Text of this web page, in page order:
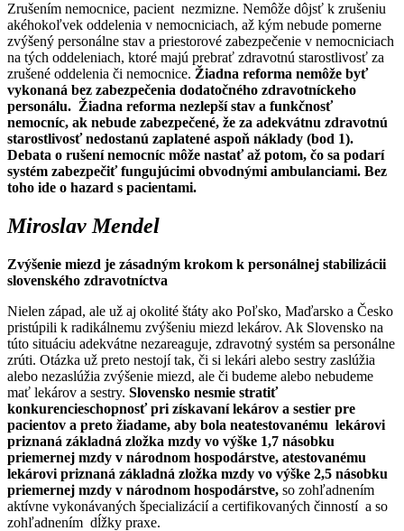
Zrušením nemocnice, pacient nezmizne. Nemôže dôjsť k zrušeniu
akéhokoľvek oddelenia v nemocniciach, až kým nebude pomerne
zvýšený personálne stav a priestorové zabezpečenie v nemocniciach
na tých oddeleniach, ktoré majú prebrať zdravotnú starostlivosť za
zrušené oddelenia či nemocnice. Žiadna reforma nemôže byť
vykonaná bez zabezpečenia dodatočného zdravotníckeho
personálu. Žiadna reforma nezlepší stav a funkčnosť
nemocníc, ak nebude zabezpečené, že za adekvátnu zdravotnú
starostlivosť nedostanú zaplatené aspoň náklady (bod 1).
Debata o rušení nemocníc môže nastať až potom, čo sa podarí
systém zabezpečiť fungujúcimi obvodnými ambulanciami. Bez
toho ide o hazard s pacientami.
Miroslav Mendel
Zvýšenie miezd je zásadným krokom k personálnej stabilizácii
slovenského zdravotníctva
Nielen západ, ale už aj okolité štáty ako Poľsko, Maďarsko a Česko
pristúpili k radikálnemu zvýšeniu miezd lekárov. Ak Slovensko na
túto situáciu adekvátne nezareaguje, zdravotný systém sa personálne
zrúti. Otázka už preto nestojí tak, či si lekári alebo sestry zaslúžia
alebo nezaslúžia zvýšenie miezd, ale či budeme alebo nebudeme
mať lekárov a sestry. Slovensko nesmie stratiť
konkurencieschopnosť pri získavaní lekárov a sestier pre
pacientov a preto žiadame, aby bola neatestovanému lekárovi
priznaná základná zložka mzdy vo výške 1,7 násobku
priemernej mzdy v národnom hospodárstve, atestovanému
lekárovi priznaná základná zložka mzdy vo výške 2,5 násobku
priemernej mzdy v národnom hospodárstve, so zohľadnením
aktívne vykonávaných špecializácií a certifikovaných činností a so
zohľadnením dĺžky praxe.